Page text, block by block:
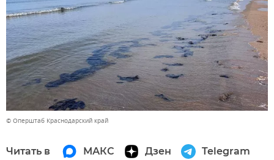
© Оперштаб Краснодарский край
Читать в МАКС Дзен Telegram